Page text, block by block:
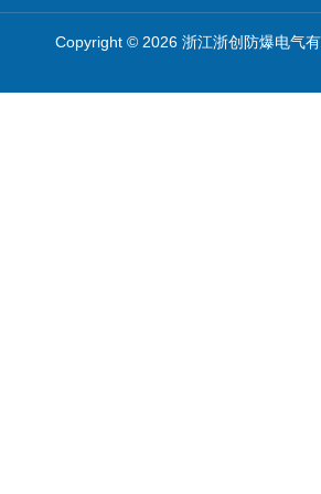
Copyright © 2026 浙江浙创防爆电气